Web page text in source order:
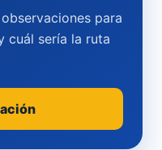
para
cuál sería la ruta